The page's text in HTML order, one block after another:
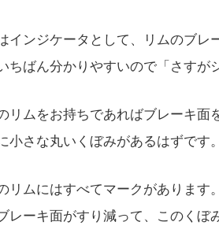
インジケータとして、リムのブレ
ちばん分かりやすいので「さすが
リムをお持ちであればブレーキ面
小さな丸いくぼみがあるはずです。
リムにはすべてマークがあります。
レーキ面がすり減って、このくぼ